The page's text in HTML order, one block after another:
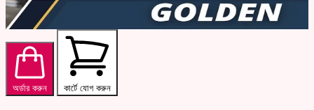
অর্ডার করুন কার্টে যোগ করুন